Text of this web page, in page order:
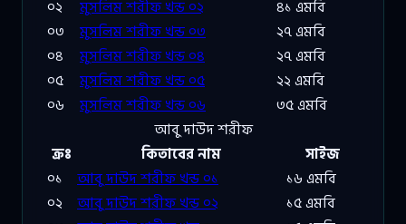
০২
মুসলিম শরীফ খন্ড ০২
৪১ এমবি
০৩
মুসলিম শরীফ খন্ড ০৩
২৭ এমবি
০৪
মুসলিম শরীফ খন্ড ০৪
২৭ এমবি
০৫
মুসলিম শরীফ খন্ড ০৫
২২ এমবি
০৬
মুসলিম শরীফ খন্ড ০৬
৩৫ এমবি
আবু দাউদ শরীফ
ক্রঃ
কিতাবের নাম
সাইজ
০১
আবু দাউদ শরীফ খন্ড ০১
১৬ এমবি
০২
আবু দাউদ শরীফ খন্ড ০২
১৫ এমবি